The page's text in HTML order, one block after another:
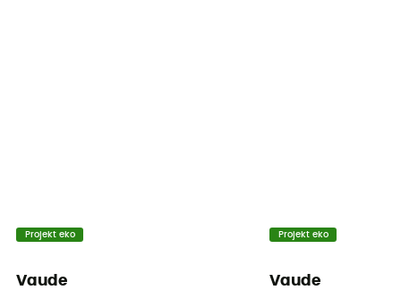
Projekt eko
Vaude
Projekt eko
Vaude